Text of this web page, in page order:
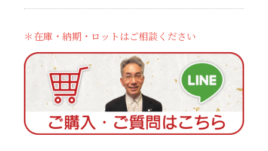
＊在庫・納期・ロットはご相談ください